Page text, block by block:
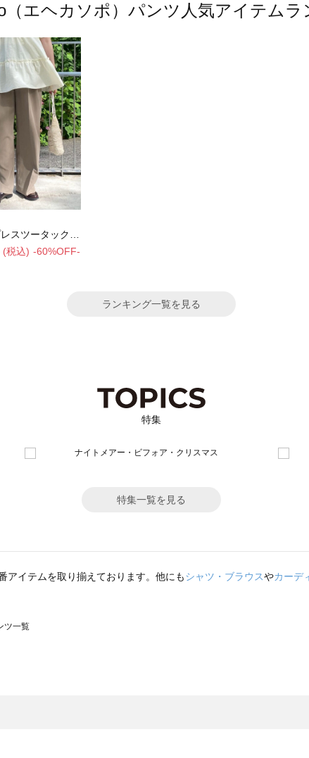
（エヘカソポ）パンツ人気アイテムラ
ータックスラックス
(税込) -60%OFF-
ランキング一覧を見る
特集
特集一覧を見る
アイテムを取り揃えております。他にもシャツ・ブラウスやカーデ
ツ一覧
のパンツ一覧
一覧